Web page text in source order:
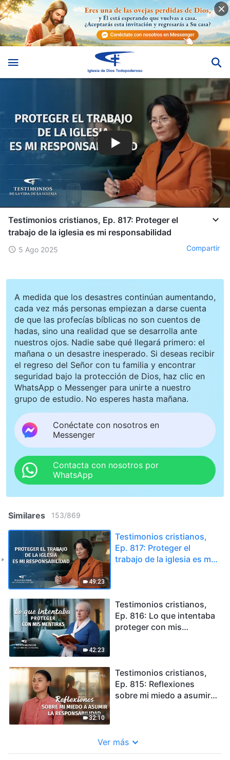
Testimonios cristianos, Ep. 817: Proteger el
trabajo de la iglesia es mi responsabilidad
5 Ago 2025 Compartir
A medida que los desastres continúan aumentando,
cada vez más personas empiezan a darse cuenta
de que las profecías bíblicas no son cuentos de
hadas, sino una realidad que se desarrolla ante
nuestros ojos. Nadie sabe qué llegará primero: el
mañana o un desastre inesperado. Si deseas recibir
el regreso del Señor con tu familia y encontrar
seguridad bajo la protección de Dios, haz clic en
WhatsApp o Messenger para unirte a nuestro
grupo de estudio. No esperes hasta mañana.
Conéctate con nosotros en
Messenger
Contacta con nosotros por
WhatsApp
Similares 153/869
49:23
Testimonios cristianos,
Ep. 817: Proteger el
trabajo de la iglesia es mi
42:23
Testimonios cristianos,
Ep. 816: Lo que intentaba
proteger con mis
32:10
Testimonios cristianos,
Ep. 815: Reflexiones
sobre mi miedo a asumir
Ver más